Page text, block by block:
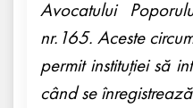
Avocatului
nr.165. Aceste
permit instituției să
când se